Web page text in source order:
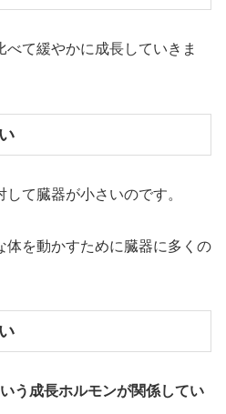
て緩やかに成長していきま
て臓器が小さいのです。
体を動かすために臓器に多くの
う成長ホルモンが関係してい